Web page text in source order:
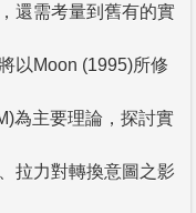
還需考量到舊有的實
以Moon (1995)所修
為主要理論，探討實
拉力對轉換意圖之影